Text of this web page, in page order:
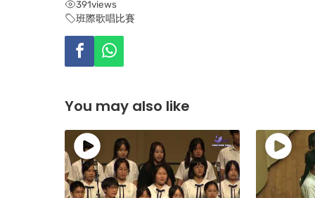
391views
班際歌唱比賽
You may also like